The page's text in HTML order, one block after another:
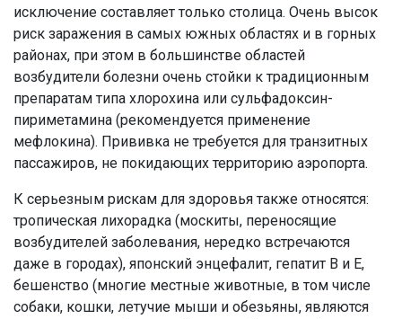
исключение составляет только столица. Очень высок
риск заражения в самых южных областях и в горных
районах, при этом в большинстве областей
возбудители болезни очень стойки к традиционным
препаратам типа хлорохина или сульфадоксин-
пириметамина (рекомендуется применение
мефлокина). Прививка не требуется для транзитных
пассажиров, не покидающих территорию аэропорта.
К серьезным рискам для здоровья также относятся:
тропическая лихорадка (москиты, переносящие
возбудителей заболевания, нередко встречаются
даже в городах), японский энцефалит, гепатит В и Е,
бешенство (многие местные животные, в том числе
собаки, кошки, летучие мыши и обезьяны, являются